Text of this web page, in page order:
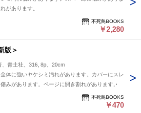
があります。
不死鳥BOOKS
￥2,280
版＞
、青土社、316, 8p、20cm
体に強いヤケシミ汚れがあります。カバーにスレ
みがあります。ページに開き割れがあります。
不死鳥BOOKS
￥470